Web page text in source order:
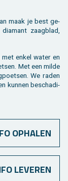
maak je best ge­
zaag­blad,
enkel water en
Met een milde
We raden
kun­nen be­scha­di­
OPHALEN
LEVEREN